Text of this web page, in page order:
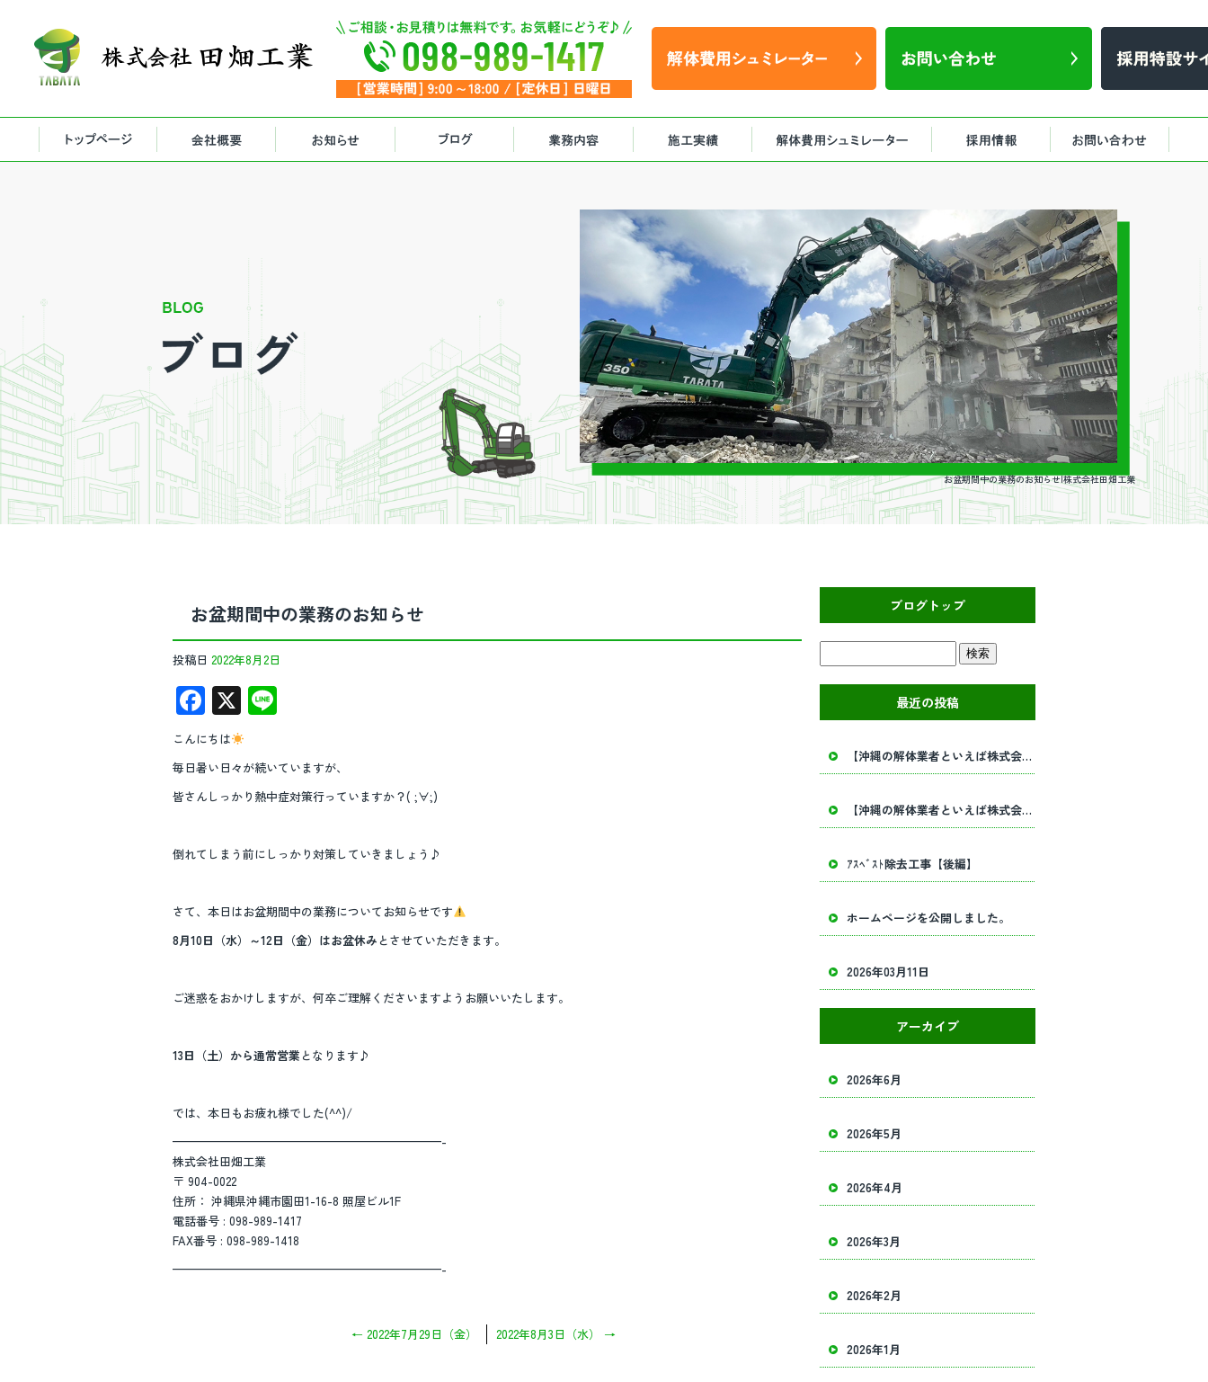
お盆期間中の業務のお知らせ|株式会社田畑工業
お盆期間中の業務のお知らせ
投稿日 2022年8月2日
F
ac
e
b
o
o
k
X
e
こんにちは
毎日暑い日々が続いていますが、
皆さんしっかり熱中症対策行っていますか？( ;∀;)
倒れてしまう前にしっかり対策していきましょう♪
さて、本日はお盆期間中の業務についてお知らせです
8月10日（水）～12日（金）はお盆休み とさせていただきます。
ご迷惑をおかけしますが、何卒ご理解くださいますようお願いいたします。
13日（土）から通常営業 となります♪
では、本日もお疲れ様でした(^^)/
———————————————————————-
株式会社田畑工業
〒 904-0022
住所： 沖縄県沖縄市園田1-16-8 照屋ビル1F
電話番号 : 098-989-1417
FAX番号 : 098-989-1418
———————————————————————-
← 2022年7月29日（金） 2022年8月3日（水） →
ブログトップ
最近の投稿
【沖縄の解体業者といえば株式会社田畑工業】内部解体工事・建物解体工事の事ならお任せください！
【沖縄の解体業者といえば株式会社田畑工業】内部解体工事・建物解体工事の事ならお任せください！
ｱｽﾍﾞｽﾄ除去工事【後編】
ホームページを公開しました。
2026年03月11日
アーカイブ
2026年6月
2026年5月
2026年4月
2026年3月
2026年2月
2026年1月